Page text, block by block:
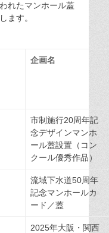
れたマンホール蓋
ます。
企画名
市制施行20周年記
念デザインマンホ
ール蓋設置（コン
クール優秀作品）
流域下水道50周年
記念マンホールカ
ード／蓋
2025年大阪・関西